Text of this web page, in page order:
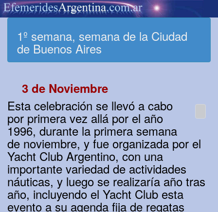
1º semana, semana de la Ciudad
de Buenos Aires
3 de Noviembre
Esta celebración se llevó a cabo
por primera vez allá por el año
1996, durante la primera semana
de noviembre, y fue organizada por el
Yacht Club Argentino, con una
importante variedad de actividades
náuticas, y luego se realizaría año tras
año, incluyendo el Yacht Club esta
evento a su agenda fija de regatas